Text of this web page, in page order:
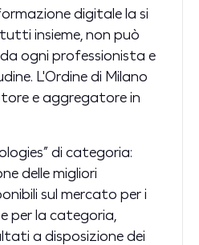
digitale la si
insieme, non può
ogni professionista e
L'Ordine di Milano
e aggregatore in
di categoria:
delle migliori
sul mercato per i
per la categoria,
a disposizione dei